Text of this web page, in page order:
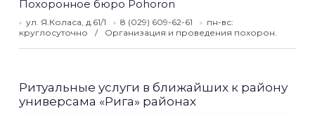
Похоронное бюро Pohoron
ул. Я.Коласа, д.61/1 8 (029) 609-62-61
пн-вс:
круглосуточно
Организация и проведения похорон.
Ритуальные услуги в ближайших к району
универсама «Рига» районах